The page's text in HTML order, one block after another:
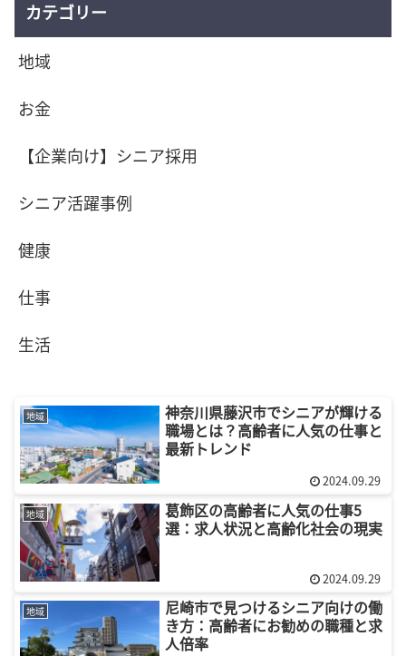
カテゴリー
地域
お金
【企業向け】シニア採用
シニア活躍事例
健康
仕事
生活
地域
神奈川県藤沢市でシニアが輝ける
職場とは？高齢者に人気の仕事と
最新トレンド
2024.09.29
地域
葛飾区の高齢者に人気の仕事5
選：求人状況と高齢化社会の現実
2024.09.29
地域
尼崎市で見つけるシニア向けの働
き方：高齢者にお勧めの職種と求
人倍率